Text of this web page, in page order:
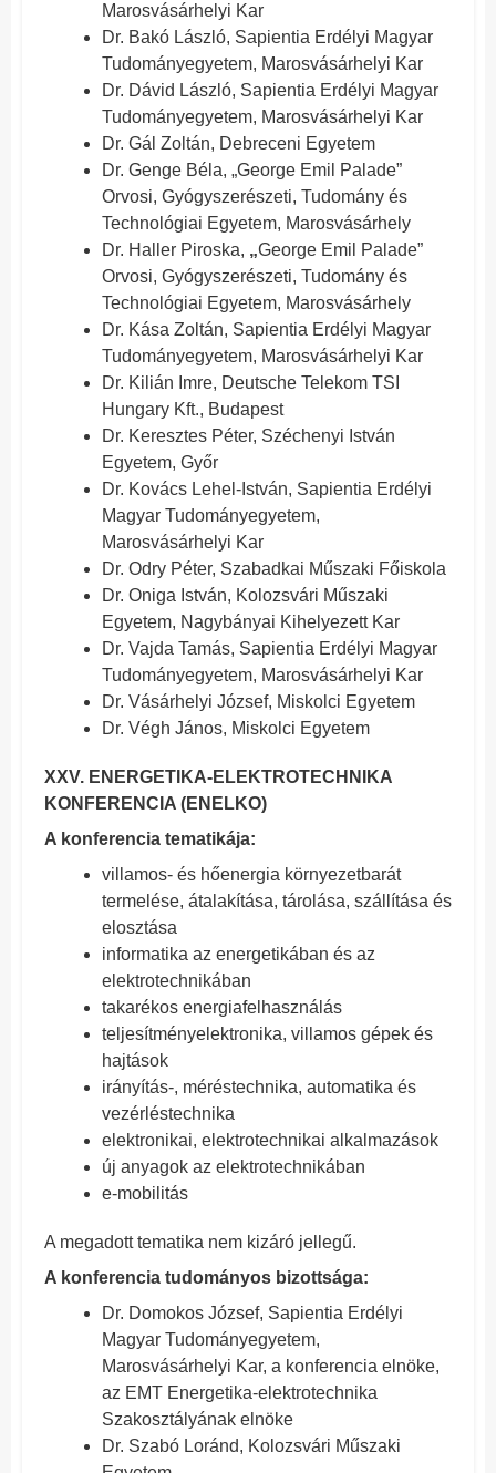
Marosvásárhelyi Kar
Dr. Bakó László, Sapientia Erdélyi Magyar
Tudományegyetem, Marosvásárhelyi Kar
Dr. Dávid László, Sapientia Erdélyi Magyar
Tudományegyetem, Marosvásárhelyi Kar
Dr. Gál Zoltán, Debreceni Egyetem
Dr. Genge Béla, „George Emil Palade”
Orvosi, Gyógyszerészeti, Tudomány és
Technológiai Egyetem, Marosvásárhely
Dr. Haller Piroska, „George Emil Palade”
Orvosi, Gyógyszerészeti, Tudomány és
Technológiai Egyetem, Marosvásárhely
Dr. Kása Zoltán, Sapientia Erdélyi Magyar
Tudományegyetem, Marosvásárhelyi Kar
Dr. Kilián Imre, Deutsche Telekom TSI
Hungary Kft., Budapest
Dr. Keresztes Péter, Széchenyi István
Egyetem, Győr
Dr. Kovács Lehel-István, Sapientia Erdélyi
Magyar Tudományegyetem,
Marosvásárhelyi Kar
Dr. Odry Péter, Szabadkai Műszaki Főiskola
Dr. Oniga István, Kolozsvári Műszaki
Egyetem, Nagybányai Kihelyezett Kar
Dr. Vajda Tamás, Sapientia Erdélyi Magyar
Tudományegyetem, Marosvásárhelyi Kar
Dr. Vásárhelyi József, Miskolci Egyetem
Dr. Végh János, Miskolci Egyetem
XXV. ENERGETIKA-ELEKTROTECHNIKA
KONFERENCIA (ENELKO)
A konferencia tematikája:
villamos- és hőenergia környezetbarát
termelése, átalakítása, tárolása, szállítása és
elosztása
informatika az energetikában és az
elektrotechnikában
takarékos energiafelhasználás
teljesítményelektronika, villamos gépek és
hajtások
irányítás-, méréstechnika, automatika és
vezérléstechnika
elektronikai, elektrotechnikai alkalmazások
új anyagok az elektrotechnikában
e-mobilitás
A megadott tematika nem kizáró jellegű.
A konferencia tudományos bizottsága:
Dr. Domokos József, Sapientia Erdélyi
Magyar Tudományegyetem,
Marosvásárhelyi Kar, a konferencia elnöke,
az EMT Energetika-elektrotechnika
Szakosztályának elnöke
Dr. Szabó Loránd, Kolozsvári Műszaki